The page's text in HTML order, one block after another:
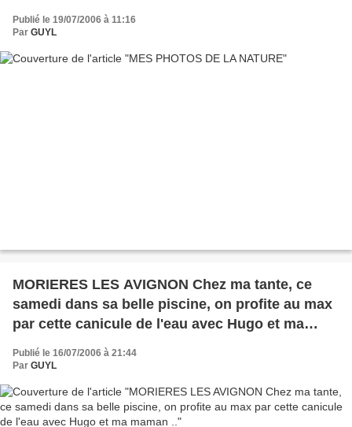
Publié le 19/07/2006 à 11:16
Par GUYL
MORIERES LES AVIGNON Chez ma tante, ce
samedi dans sa belle piscine, on profite au max
par cette canicule de l'eau avec Hugo et ma
Publié le 16/07/2006 à 21:44
Par GUYL